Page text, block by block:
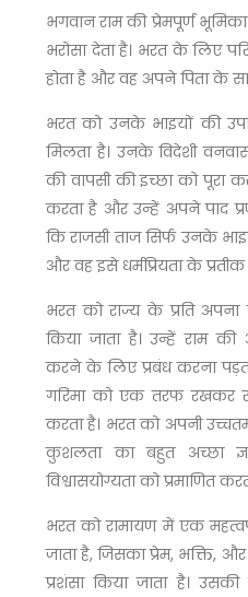
भगवान राम की प्रेमपूर्ण
भरोसा देता है। भरत के लिए
होता है और वह अपने पिता के
भरत को उनके भाइयों की
मिलता है। उनके विदेशी
की वापसी की इच्छा को पूरा
करता है और उन्हें अपने पाद
कि राजसी ताज सिर्फ उनके
और वह इसे धर्मप्रियता के
भरत को राज्य के प्रति अपना
किया जाता है। उन्हें राम की
करने के लिए प्रबंध करना
गरिमा को एक तरफ रखकर
करता है। भरत को अपनी
कुशलता का बहुत अच्छा
विश्वासयोग्यता को प्रमाणित
भरत को रामायण में एक
जाता है, जिसका प्रेम, भक्ति,
प्रशंसा किया जाता है।